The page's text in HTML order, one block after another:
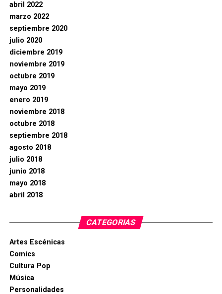
abril 2022
marzo 2022
septiembre 2020
julio 2020
diciembre 2019
noviembre 2019
octubre 2019
mayo 2019
enero 2019
noviembre 2018
octubre 2018
septiembre 2018
agosto 2018
julio 2018
junio 2018
mayo 2018
abril 2018
CATEGORIAS
Artes Escénicas
Comics
Cultura Pop
Música
Personalidades